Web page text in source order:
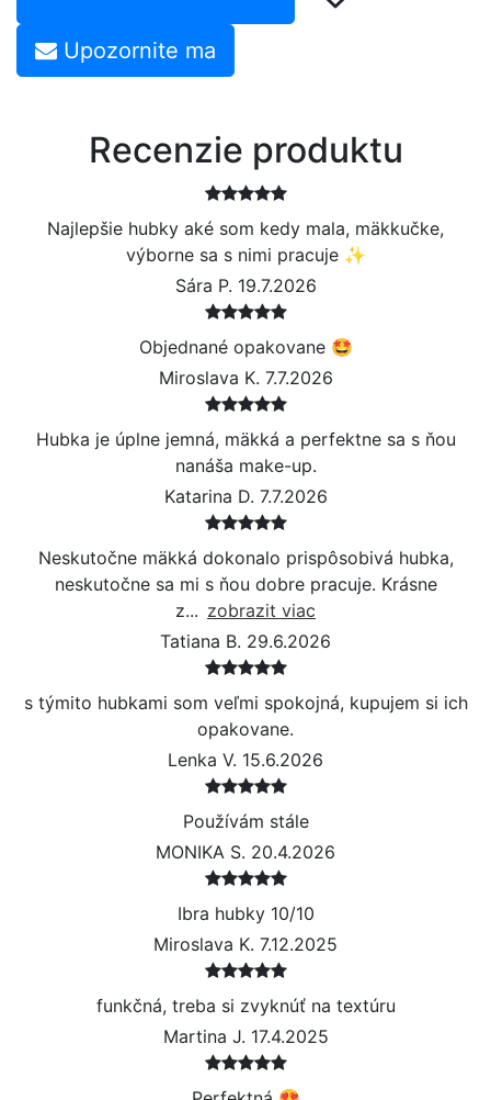
Upozornite ma
Recenzie produktu
Najlepšie hubky aké som kedy mala, mäkkučke,
výborne sa s nimi pracuje ✨
Sára P. 19.7.2026
Objednané opakovane 🤩
Miroslava K. 7.7.2026
Hubka je úplne jemná, mäkká a perfektne sa s ňou
nanáša make-up.
Katarina D. 7.7.2026
Neskutočne mäkká dokonalo prispôsobivá hubka,
neskutočne sa mi s ňou dobre pracuje. Krásne
z... zobrazit viac
Tatiana B. 29.6.2026
s týmito hubkami som veľmi spokojná, kupujem si ich
opakovane.
Lenka V. 15.6.2026
Používám stále
MONIKA S. 20.4.2026
Ibra hubky 10/10
Miroslava K. 7.12.2025
funkčná, treba si zvyknúť na textúru
Martina J. 17.4.2025